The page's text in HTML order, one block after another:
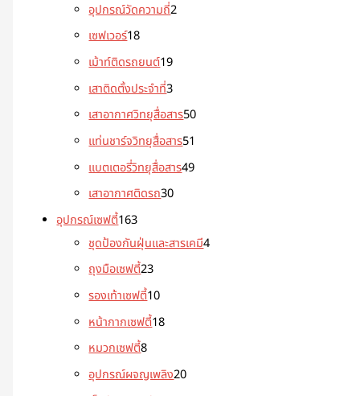
อุปกรณ์วัดความถี่2
เซฟเวอร์18
เม้าท์ติดรถยนต์19
เสาติดตั้งประจำที่3
เสาอากาศวิทยุสื่อสาร50
แท่นชาร์จวิทยุสื่อสาร51
แบตเตอรี่วิทยุสื่อสาร49
เสาอากาศติดรถ30
อุปกรณ์เซฟตี้163
ชุดป้องกันฝุ่นและสารเคมี4
ถุงมือเซฟตี้23
รองเท้าเซฟตี้10
หน้ากากเซฟตี้18
หมวกเซฟตี้8
อุปกรณ์ผจญเพลิง20